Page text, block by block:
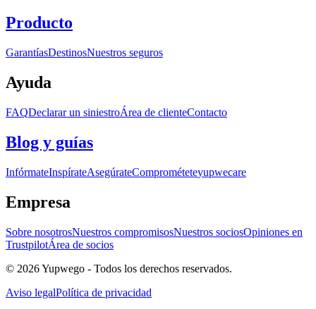
Producto
GarantíasDestinosNuestros seguros
Ayuda
FAQDeclarar un siniestroÁrea de clienteContacto
Blog y guías
InfórmateInspírateAsegúrateComprométeteyupwecare
Empresa
Sobre nosotrosNuestros compromisosNuestros sociosOpiniones en
TrustpilotÁrea de socios
© 2026 Yupwego - Todos los derechos reservados.
Aviso legalPolítica de privacidad